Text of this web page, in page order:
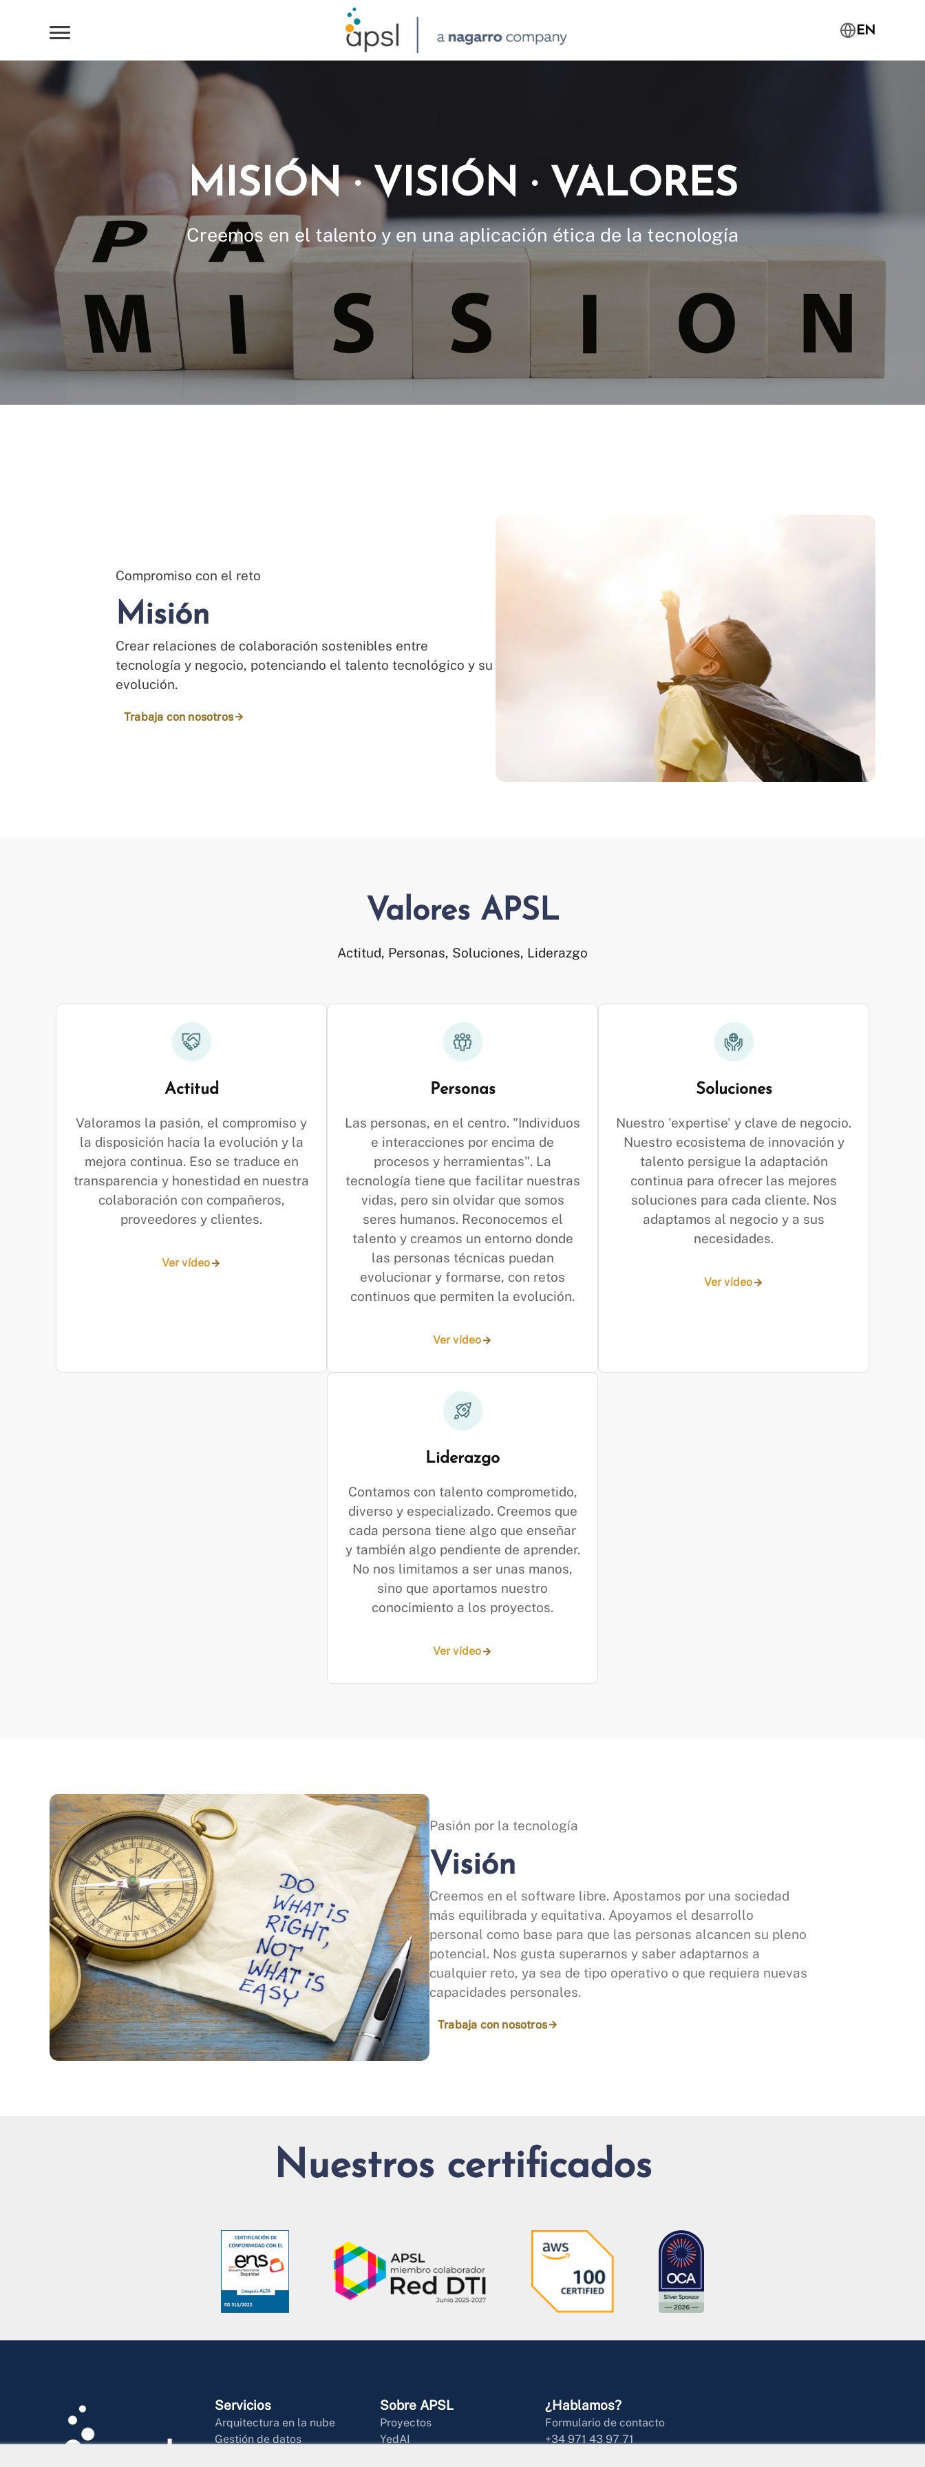
EN
MISIÓN · VISIÓN · VALORES
Creemos en el talento y en una aplicación ética de la tecnología
Compromiso con el reto
Misión
Crear relaciones de colaboración sostenibles entre
tecnología y negocio, potenciando el talento tecnológico y su
evolución.
Trabaja con nosotros
Valores APSL
Actitud, Personas, Soluciones, Liderazgo
Actitud
Valoramos la pasión, el compromiso y
la disposición hacia la evolución y la
mejora continua. Eso se traduce en
transparencia y honestidad en nuestra
colaboración con compañeros,
proveedores y clientes.
Ver vídeo
Personas
Las personas, en el centro. "Individuos
e interacciones por encima de
procesos y herramientas". La
tecnología tiene que facilitar nuestras
vidas, pero sin olvidar que somos
seres humanos. Reconocemos el
talento y creamos un entorno donde
las personas técnicas puedan
evolucionar y formarse, con retos
continuos que permiten la evolución.
Ver vídeo
Soluciones
Nuestro 'expertise' y clave de negocio.
Nuestro ecosistema de innovación y
talento persigue la adaptación
continua para ofrecer las mejores
soluciones para cada cliente. Nos
adaptamos al negocio y a sus
necesidades.
Ver vídeo
Liderazgo
Contamos con talento comprometido,
diverso y especializado. Creemos que
cada persona tiene algo que enseñar
y también algo pendiente de aprender.
No nos limitamos a ser unas manos,
sino que aportamos nuestro
conocimiento a los proyectos.
Ver vídeo
Pasión por la tecnología
Visión
Creemos en el software libre. Apostamos por una sociedad
más equilibrada y equitativa. Apoyamos el desarrollo
personal como base para que las personas alcancen su pleno
potencial. Nos gusta superarnos y saber adaptarnos a
cualquier reto, ya sea de tipo operativo o que requiera nuevas
capacidades personales.
Trabaja con nosotros
Nuestros certificados
Servicios
Arquitectura en la nube
Gestión de datos
Sobre APSL
Proyectos
YedAI
¿Hablamos?
Formulario de contacto
+34 971 43 97 71